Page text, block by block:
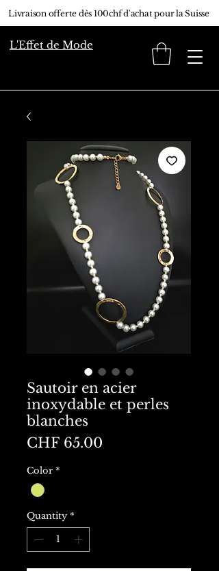
Livraison offerte dès 100chf d'achat pour la Suisse
L'Effet de Mode
Sautoir en acier
inoxydable et perles
blanches
CHF 65.00
Color *
Quantity *